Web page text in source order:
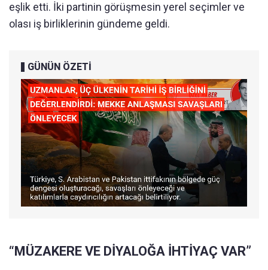
eşlik etti. İki partinin görüşmesin yerel seçimler ve
olası iş birliklerinin gündeme geldi.
GÜNÜN ÖZETİ
“MÜZAKERE VE DİYALOĞA İHTİYAÇ VAR”